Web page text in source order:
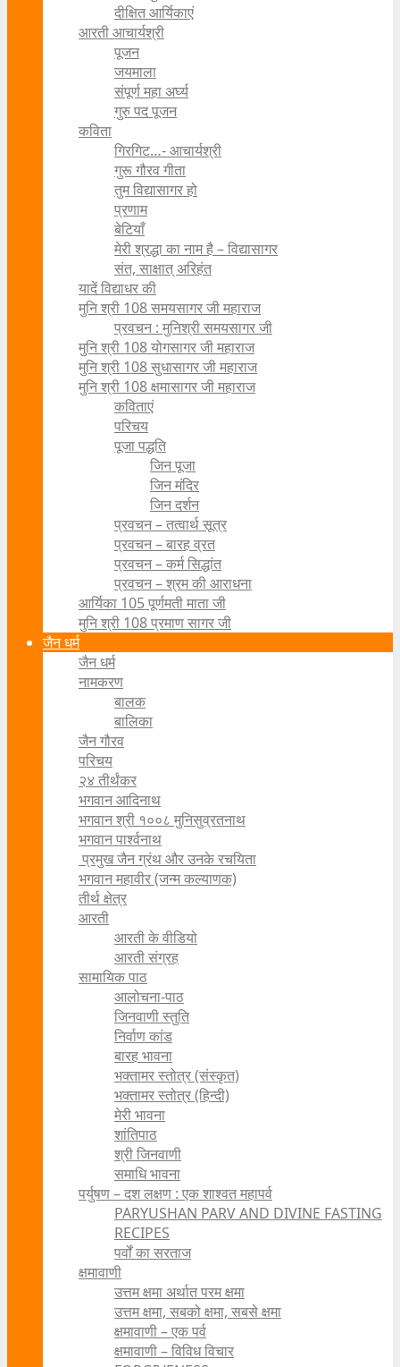
दीक्षित आर्यिकाएं
आरती आचार्यश्री
पूजन
जयमाला
संपूर्ण महा अर्घ्य
गुरु पद पूजन
कविता
गिरगिट…- आचार्यश्री
गुरू गौरव गीता
तुम विद्यासागर हो
प्रणाम
बेटियाँ
मेरी श्रद्धा का नाम है – विद्यासागर
संत, साक्षात् अरिहंत
यादें विद्याधर की
मुनि श्री 108 समयसागर जी महाराज
प्रवचन : मुनिश्री समयसागर जी
मुनि श्री 108 योगसागर जी महाराज
मुनि श्री 108 सुधासागर जी महाराज
मुनि श्री 108 क्षमासागर जी महाराज
कविताएं
परिचय
पूजा पद्धति
जिन पूजा
जिन मंदिर
जिन दर्शन
प्रवचन – तत्वार्थ सूत्र
प्रवचन – बारह व्रत
प्रवचन – कर्म सिद्धांत
प्रवचन – श्रम की आराधना
आर्यिका 105 पूर्णमती माता जी
मुनि श्री 108 प्रमाण सागर जी
जैन धर्म
जैन धर्म
नामकरण
बालक
बालिका
जैन गौरव
परिचय
२४ तीर्थंकर
भगवान आदिनाथ
भगवान श्री १००८ मुनिसुव्रतनाथ
भगवान पार्श्वनाथ
प्रमुख जैन ग्रंथ और उनके रचयिता
भगवान महावीर (जन्म कल्याणक)
तीर्थ क्षेत्र
आरती
आरती के वीडियो
आरती संग्रह
सामायिक पाठ
आलोचना-पाठ
जिनवाणी स्तुति
निर्वाण कांड
बारह भावना
भक्तामर स्तोत्र (संस्कृत)
भक्तामर स्तोत्र (हिन्दी)
मेरी भावना
शांतिपाठ
श्री जिनवाणी
समाधि भावना
पर्युषण – दश लक्षण : एक शाश्वत महापर्व
PARYUSHAN PARV AND DIVINE FASTING
RECIPES
पर्वों का सरताज
क्षमावाणी
उत्तम क्षमा अर्थात परम क्षमा
उत्तम क्षमा, सबको क्षमा, सबसे क्षमा
क्षमावाणी – एक पर्व
क्षमावाणी – विविध विचार